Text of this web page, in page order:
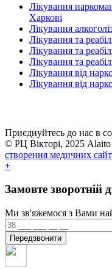
Лікування
Харкові
Лікування
Лікування та
Лікування та
Лікування та
Лікування від
Лікування від
Приєднуйтесь до нас в
© РЦ Вікторі, 2025
створення медичних
+
Замовте зворотній
Ми зв'яжемося з Вами
Передзвонити